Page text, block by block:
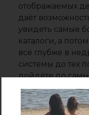
отображаемых
даёт
увидеть самые
каталоги, а
всё глубже в
системы до тех
дойдёте до
файлов.
В Патч